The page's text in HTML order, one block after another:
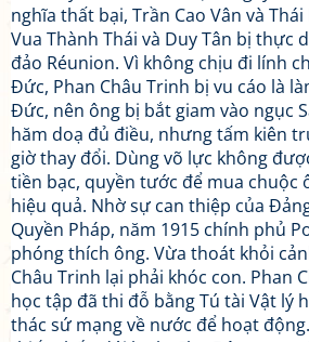
nghĩa thất bại, Trần Cao Vân và
Vua Thành Thái và Duy Tân bị thực
đảo Réunion. Vì không chịu đi lính
Đức, Phan Châu Trinh bị vu cáo là
Đức, nên ông bị bắt giam vào ngục
hăm doạ đủ điều, nhưng tấm kiên
giờ thay đổi. Dùng võ lực không
tiền bạc, quyền tước để mua chuộc
hiệu quả. Nhờ sự can thiệp của
Quyền Pháp, năm 1915 chính phủ
phóng thích ông. Vừa thoát khỏi
Châu Trinh lại phải khóc con. Phan
học tập đã thi đỗ bằng Tú tài Vật lý
thác sứ mạng về nước để hoạt